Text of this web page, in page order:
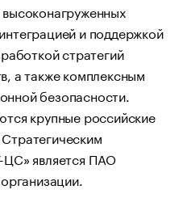
и поддержкой
стратегий
а также комплексным
безопасности.
крупные российские
является ПАО